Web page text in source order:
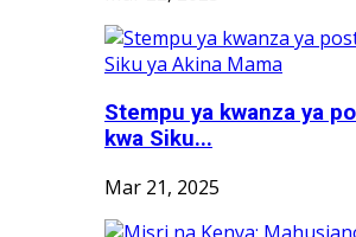
Stempu ya kwanza ya
kwa Siku...
Mar 21, 2025